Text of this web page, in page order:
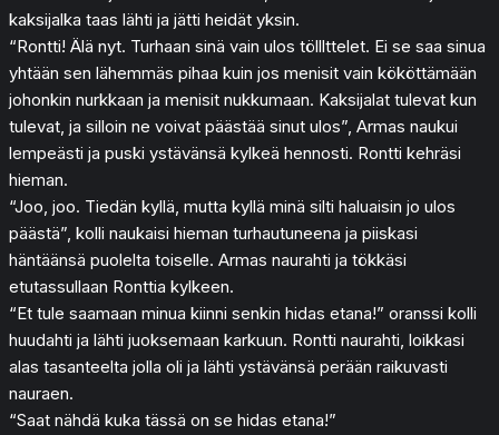
kaksijalka taas lähti ja jätti heidät yksin.
“Rontti! Älä nyt. Turhaan sinä vain ulos tölllttelet. Ei se saa sinua
yhtään sen lähemmäs pihaa kuin jos menisit vain kököttämään
johonkin nurkkaan ja menisit nukkumaan. Kaksijalat tulevat kun
tulevat, ja silloin ne voivat päästää sinut ulos”, Armas naukui
lempeästi ja puski ystävänsä kylkeä hennosti. Rontti kehräsi
hieman.
“Joo, joo. Tiedän kyllä, mutta kyllä minä silti haluaisin jo ulos
päästä”, kolli naukaisi hieman turhautuneena ja piiskasi
häntäänsä puolelta toiselle. Armas naurahti ja tökkäsi
etutassullaan Ronttia kylkeen.
“Et tule saamaan minua kiinni senkin hidas etana!” oranssi kolli
huudahti ja lähti juoksemaan karkuun. Rontti naurahti, loikkasi
alas tasanteelta jolla oli ja lähti ystävänsä perään raikuvasti
nauraen.
“Saat nähdä kuka tässä on se hidas etana!”